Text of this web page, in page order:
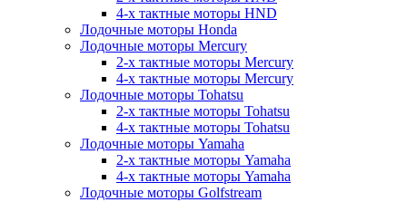
4-х тактные моторы HND
Лодочные моторы Honda
Лодочные моторы Mercury
2-х тактные моторы Mercury
4-х тактные моторы Mercury
Лодочные моторы Tohatsu
2-х тактные моторы Tohatsu
4-х тактные моторы Tohatsu
Лодочные моторы Yamaha
2-х тактные моторы Yamaha
4-х тактные моторы Yamaha
Лодочные моторы Golfstream